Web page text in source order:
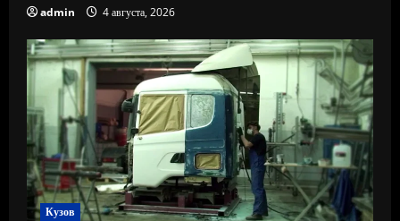
admin 4 августа, 2026
Кузов